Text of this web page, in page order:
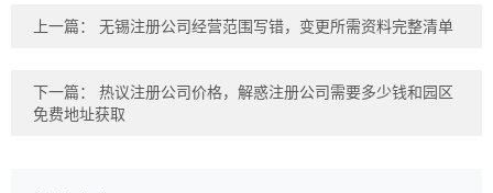
上一篇： 无锡注册公司经营范围写错，变更所需资料完整清单
下一篇： 热议注册公司价格，解惑注册公司需要多少钱和园区
免费地址获取